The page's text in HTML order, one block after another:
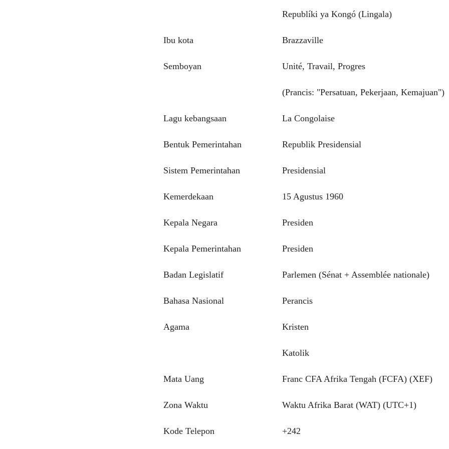
Republíki ya Kongó (Lingala)
Ibu kota Brazzaville
Semboyan Unité, Travail, Progres
(Prancis: "Persatuan, Pekerjaan, Kemajuan")
Lagu kebangsaan La Congolaise
Bentuk Pemerintahan Republik Presidensial
Sistem Pemerintahan Presidensial
Kemerdekaan 15 Agustus 1960
Kepala Negara Presiden
Kepala Pemerintahan Presiden
Badan Legislatif Parlemen (Sénat + Assemblée nationale)
Bahasa Nasional Perancis
Agama Kristen
Katolik
Mata Uang Franc CFA Afrika Tengah (FCFA) (XEF)
Zona Waktu Waktu Afrika Barat (WAT) (UTC+1)
Kode Telepon +242